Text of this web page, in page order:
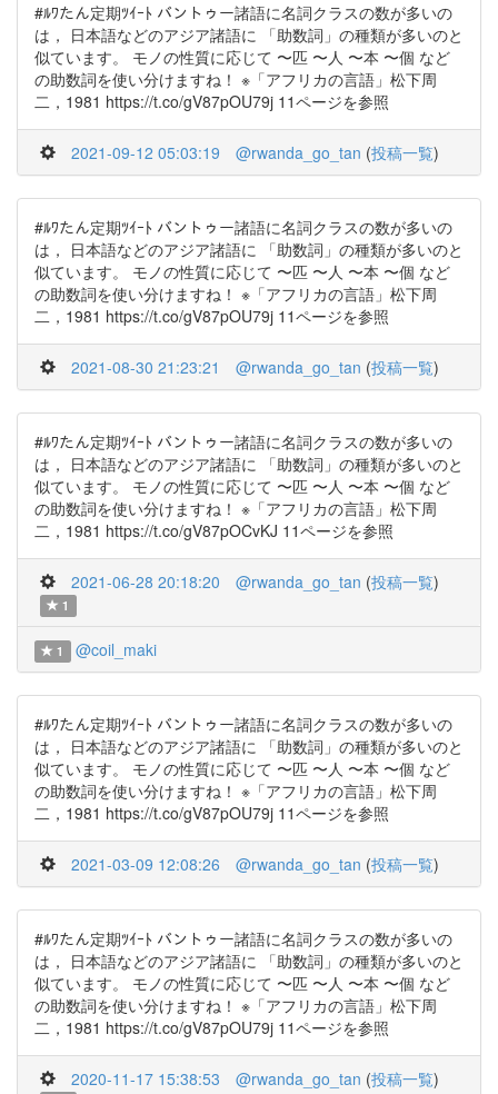
#ﾙﾜたん定期ﾂｲｰﾄ バントゥー諸語に名詞クラスの数が多いの
は， 日本語などのアジア諸語に 「助数詞」の種類が多いのと
似ています。 モノの性質に応じて 〜匹 〜人 〜本 〜個 など
の助数詞を使い分けますね！ ※「アフリカの言語」松下周
二，1981 https://t.co/gV87pOU79j 11ページを参照
2021-09-12 05:03:19 @rwanda_go_tan (投稿一覧)
#ﾙﾜたん定期ﾂｲｰﾄ バントゥー諸語に名詞クラスの数が多いの
は， 日本語などのアジア諸語に 「助数詞」の種類が多いのと
似ています。 モノの性質に応じて 〜匹 〜人 〜本 〜個 など
の助数詞を使い分けますね！ ※「アフリカの言語」松下周
二，1981 https://t.co/gV87pOU79j 11ページを参照
2021-08-30 21:23:21 @rwanda_go_tan (投稿一覧)
#ﾙﾜたん定期ﾂｲｰﾄ バントゥー諸語に名詞クラスの数が多いの
は， 日本語などのアジア諸語に 「助数詞」の種類が多いのと
似ています。 モノの性質に応じて 〜匹 〜人 〜本 〜個 など
の助数詞を使い分けますね！ ※「アフリカの言語」松下周
二，1981 https://t.co/gV87pOCvKJ 11ページを参照
2021-06-28 20:18:20 @rwanda_go_tan (投稿一覧)
1
1 @coil_maki
#ﾙﾜたん定期ﾂｲｰﾄ バントゥー諸語に名詞クラスの数が多いの
は， 日本語などのアジア諸語に 「助数詞」の種類が多いのと
似ています。 モノの性質に応じて 〜匹 〜人 〜本 〜個 など
の助数詞を使い分けますね！ ※「アフリカの言語」松下周
二，1981 https://t.co/gV87pOU79j 11ページを参照
2021-03-09 12:08:26 @rwanda_go_tan (投稿一覧)
#ﾙﾜたん定期ﾂｲｰﾄ バントゥー諸語に名詞クラスの数が多いの
は， 日本語などのアジア諸語に 「助数詞」の種類が多いのと
似ています。 モノの性質に応じて 〜匹 〜人 〜本 〜個 など
の助数詞を使い分けますね！ ※「アフリカの言語」松下周
二，1981 https://t.co/gV87pOU79j 11ページを参照
2020-11-17 15:38:53 @rwanda_go_tan (投稿一覧)